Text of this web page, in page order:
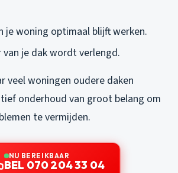
je woning optimaal blijft werken.
van je dak wordt verlengd.
veel woningen oudere daken
onderhoud van groot belang om
te vermijden.
NU BEREIKBAAR
BEL 070 204 33 04